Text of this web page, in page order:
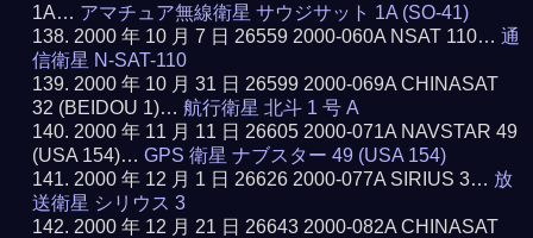
1A… アマチュア無線衛星 サウジサット 1A (SO-41)
2000 年 10 月 7 日 26559 2000-060A NSAT 110…通
信衛星 N-SAT-110
2000 年 10 月 31 日 26599 2000-069A CHINASAT
32 (BEIDOU 1)…航行衛星 北斗 1 号 A
2000 年 11 月 11 日 26605 2000-071A NAVSTAR 49
(USA 154)…GPS 衛星 ナブスター 49 (USA 154)
2000 年 12 月 1 日 26626 2000-077A SIRIUS 3… 放
送衛星 シリウス 3
2000 年 12 月 21 日 26643 2000-082A CHINASAT